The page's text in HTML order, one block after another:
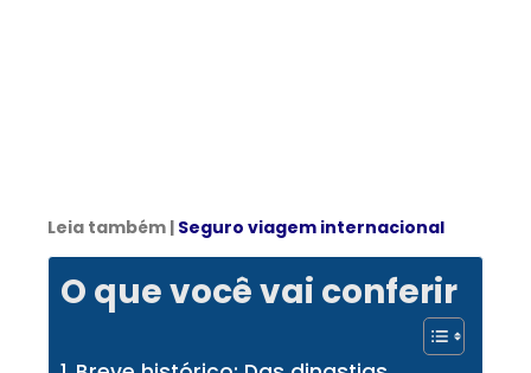
Leia também | Seguro viagem internacional
O que você vai conferir